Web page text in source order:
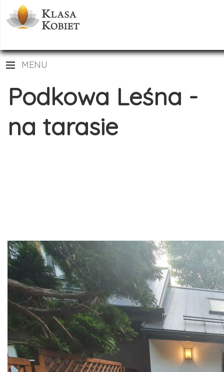
MENU
Podkowa Leśna -
na tarasie